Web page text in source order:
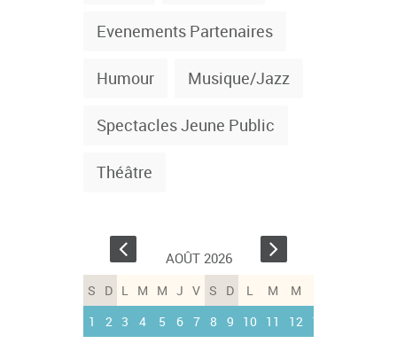
Evenements Partenaires
Humour Musique/Jazz
Spectacles Jeune Public
Théâtre
AOÛT 2026
S D L M M J V S D L M M
1
2 3 4 5 6 7 8 9 10 11 12 13